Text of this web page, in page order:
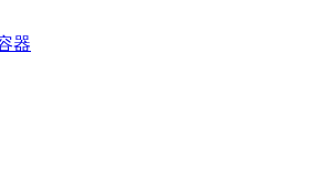
器